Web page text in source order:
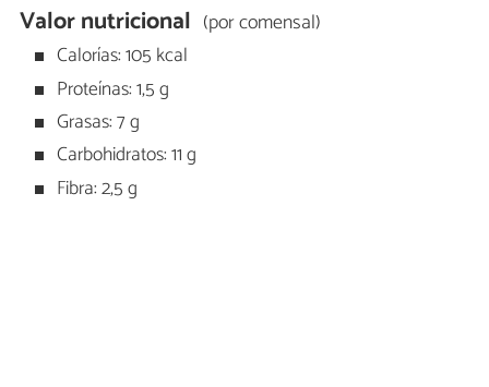
Valor nutricional (por comensal)
Calorías: 105 kcal
Proteínas: 1,5 g
Grasas: 7 g
Carbohidratos: 11 g
Fibra: 2,5 g